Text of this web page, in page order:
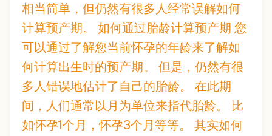
相当简单，但仍然有很多人经常误解如何
计算预产期。 如何通过胎龄计算预产期 您
可以通过了解您当前怀孕的年龄来了解如
何计算出生时的预产期。 但是，仍然有很
多人错误地估计了自己的胎龄。 在此期
间，人们通常以月为单位来指代胎龄。 比
如怀孕1个月，怀孕3个月等等。 其实如何